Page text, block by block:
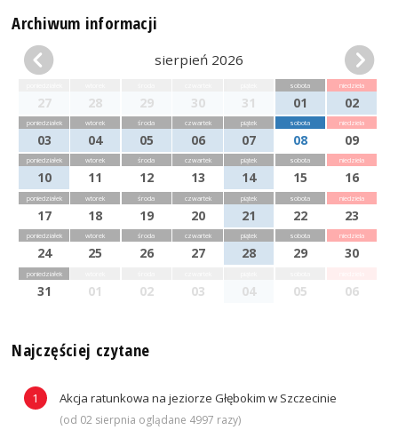
Archiwum informacji
sierpień 2026
27 28 29 30 31
sobota
01
niedziela
02
poniedziałek
03
wtorek
04
środa
05
czwartek
06
piątek
07
sobota
08
niedziela
09
poniedziałek
10
wtorek
11
środa
12
czwartek
13
piątek
14
sobota
15
niedziela
16
poniedziałek
17
wtorek
18
środa
19
czwartek
20
piątek
21
sobota
22
niedziela
23
poniedziałek
24
wtorek
25
środa
26
czwartek
27
piątek
28
sobota
29
niedziela
30
poniedziałek
31 01 02 03 04 05 06
Najczęściej czytane
Akcja ratunkowa na jeziorze Głębokim w Szczecinie
(od 02 sierpnia oglądane 4997 razy)